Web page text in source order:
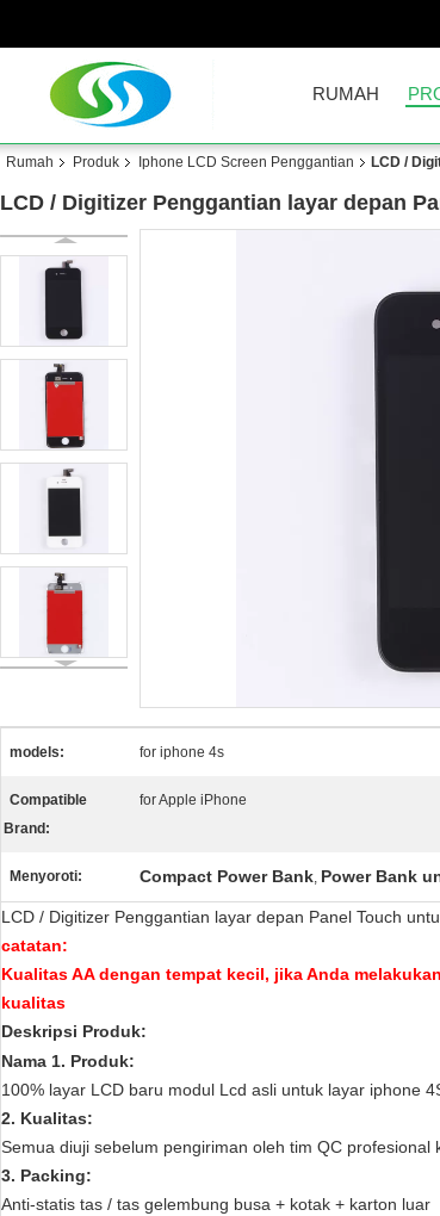
RUMAH
Rumah Produk Iphone LCD Screen Penggantian LCD /
LCD / Digitizer Penggantian layar depan
models: for iphone 4s
Compatible
Brand:
for Apple iPhone
Menyoroti: Compact Power Bank, Power Bank
LCD / Digitizer Penggantian layar depan Panel Touch
catatan:
Kualitas AA dengan tempat kecil, jika Anda
kualitas
Deskripsi Produk:
Nama 1. Produk:
100% layar LCD baru modul Lcd asli untuk layar iphone
2. Kualitas:
Semua diuji sebelum pengiriman oleh tim QC profesional
3. Packing:
Anti-statis tas / tas gelembung busa + kotak + karton luar